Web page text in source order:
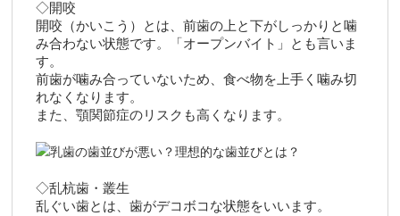
◇開咬
開咬（かいこう）とは、前歯の上と下がしっかりと噛
み合わない状態です。「オープンバイト」とも言いま
す。
前歯が噛み合っていないため、食べ物を上手く噛み切
れなくなります。
また、顎関節症のリスクも高くなります。
◇乱杭歯・叢生
乱ぐい歯とは、歯がデコボコな状態をいいます。